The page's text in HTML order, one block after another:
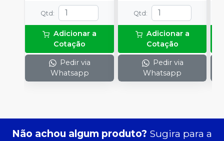
Qtd :
Adicionar a
Cotação
Pedir via
Whatsapp
Qtd :
Adicionar a
Cotação
Pedir via
Whatsapp
Não achou algum produto? Sugira para a